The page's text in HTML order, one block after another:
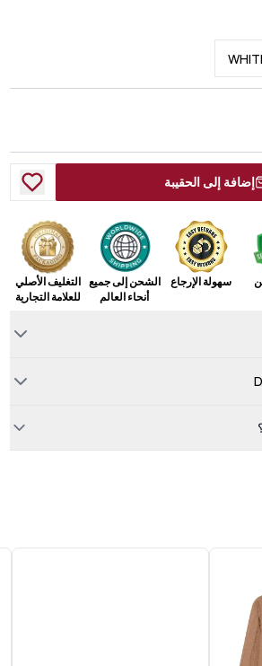
إضافة إلى الحقيبة
سهولة الإرجاع
الشحن إلى جميع
أنحاء العالم
التغليف الأصلي
للعلامة التجارية